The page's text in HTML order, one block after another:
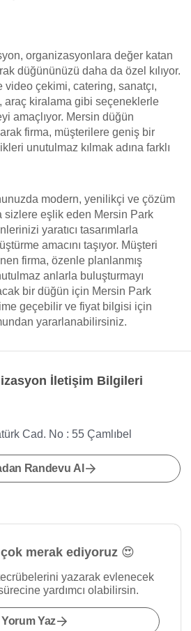
organizasyonlara değer katan
düğününüzü daha da özel kılıyor.
video çekimi, catering, sanatçı,
araç kiralama gibi seçeneklerle
amaçlıyor. Mersin düğün
firma, müşterilere geniş bir
unutulmaz kılmak adına farklı
modern, yenilikçi ve çözüm
sizlere eşlik eden Mersin Park
yaratıcı tasarımlarla
amacını taşıyor. Müşteri
firma, özenle planlanmış
anlarla buluşturmayı
bir düğün için Mersin Park
geçebilir ve fiyat bilgisi için
yararlanabilirsiniz.
İletişim Bilgileri
Cad. No : 55 Çamlıbel
Randevu Al
merak ediyoruz 😍
yazarak evlenecek
yardımcı olabilirsin.
Yorum Yaz